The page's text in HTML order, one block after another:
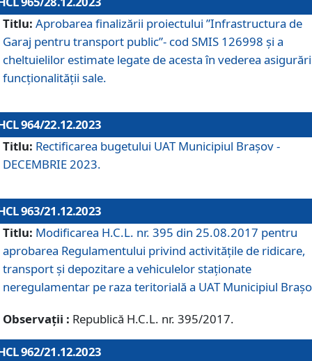
Titlu: Aprobarea finalizării proiectului ”Infrastructura de
Garaj pentru transport public”- cod SMIS 126998 și a
cheltuielilor estimate legate de acesta în vederea
funcționalității sale.
964/22.12.2023
Titlu: Rectificarea bugetului UAT Municipiul Braşov -
DECEMBRIE 2023.
963/21.12.2023
Titlu: Modificarea H.C.L. nr. 395 din 25.08.2017 pentru
aprobarea Regulamentului privind activitățile de ridicare,
transport şi depozitare a vehiculelor staționate
neregulamentar pe raza teritorială a UAT Municipiul
Observații : Republică H.C.L. nr. 395/2017.
962/21.12.2023